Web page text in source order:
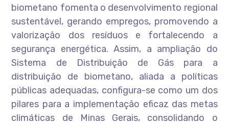
biometano fomenta o desenvolvimento regional
sustentável, gerando empregos, promovendo a
valorização dos resíduos e fortalecendo a
segurança energética. Assim, a ampliação do
Sistema de Distribuição de Gás para a
distribuição de biometano, aliada a políticas
públicas adequadas, configura-se como um dos
pilares para a implementação eficaz das metas
climáticas de Minas Gerais, consolidando o